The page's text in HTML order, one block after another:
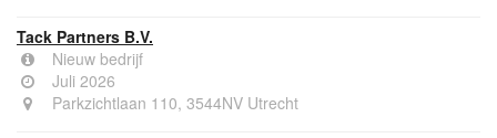
Tack Partners B.V.
Nieuw bedrijf
Juli 2026
Parkzichtlaan 110, 3544NV Utrecht